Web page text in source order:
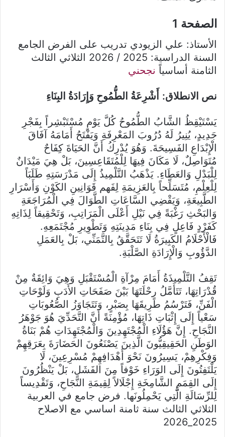
الصفحة 1
الأستاذ: علي الزيودي تدريب على الفرض الجامع
السنة الدراسية: 2025 / 2026
الثلاثي الثالث
الثامنة أساسياً نجحني
نص الانطلاق: أَشْرِعَةُ الطُّمُوحِ وَإِرَادَةُ البِنَاءِ
يَسْتَيْقِظُ الشَّابُ الطُّمُوحُ كُلَّ يَوْمٍ مُسْتَبْشِراً بِفَجْرِ
جَدِيدٍ، يُنِيرُ لَهُ دُرُوبَ المَعْرِفَةِ وَيَفْتَحُ أَمَامَهُ آفَاقَ
الْإِبْدَاعِ الفَسِيحَةَ. وَهُوَ يُدْرِكُ أَنَّ الحَيَاةَ كِفَاحٌ
مُتَوَاصِلٌ، لَا مَكَانَ فِيهَا لِلْمُتَقَاعِسِينَ، بَلْ هِيَ مَيْدَانٌ
لِلْبَدْلِ وَالعَطَاءِ. يَذْهَبُ التَّلْمِيذُ إِلَى مَدْرَسَتِهِ طَلَبَاً
لِلْعِلْمِ، مُتَسَلِّحاً بِالعَزِيمَةِ لِفَهم قَوَانِينِ الكَوْنِ وَأَسْرَارِ
الطَّبِيعَةِ، وَيَقْضِي السَّاعَاتِ الطَّوَالَ فِي الْمُرَاجَعَةِ
وَالبَحْثِ رَغْبَةً فِي نَيْلِ أَعْلَى الْمَرَاتِبِ، وَتَحْقِيقاً لِذَاتِهِ
كَفَرْدٍ فَاعِلٍ فِي بِنَاءِ مَدِينَتِهِ وَتَطْوِيرِ مُجْتَمَعِهِ.
فَالْأَحْلَامُ الكَبِيرَةُ لَا تَتَحَقَّقُ بِالتَّمَنِّي، بَلْ بِالعَمَلِ
الدَّؤُوبِ وَالْإِرَادَةِ الصَّلْبَةِ.
تَقِفُ التَّلْمِيذَةُ أَمَامَ مِرْآةِ الْمُسْتَقْبَلِ وَهِيَ وَائِقَةٌ مِنْ
قُدْرَاتِهَا، تَتَأَمَّلُ رِحْلَتَهَا بَيْنَ صَفَحَاتِ الأَدَبِ وَلَوْحَاتِ
الْفَنِّ، فَتَرْسُمُ طَرِيقَهَا بِصَبْرٍ، وَتَتَجَاوَزُ الصُّعُوبَاتِ
سَعْياً إِلَى إِثْبَاتِ ذَاتِهَا، مُؤْمِنَةً أَنَّ التَّحَدِّيَ هُوَ جَوْهَرُ
النَّجَاحِ. إِنَّ هَؤُلَاءِ الْمُجْتَهِدِينَ وَالْمُجْتَهِدَاتِ هُمْ بَنَاةُ
الوَطَنِ الحَقِيقِيُّونَ الَّذِينَ يَصْنَعُونَ الحَضَارَةَ بِعَرَقِهِمْ
وَفِكْرِهِمْ، يَسِيرُونَ نَحْوَ أَهْدَافِهِمْ مُسْرِعِينَ، لَا
يَلْتَفِتُونَ إِلَى الوَرَاءِ خَوْفاً مِنَ الفَشَلِ، بَلْ يَنْظُرُونَ
إِلَى القِمَمِ الشَّامِخَةِ إِجْلَالاً لِقِيمَةِ النَّجَاحِ، وَتَقْدِيساً
لِلرِّسَالَةِ الَّتِي يَحْمِلُونَها. فرض جامع في العربية
الثلاثي الثالث سنة ثامنة اساسي مع الاصلاح
2025_2026